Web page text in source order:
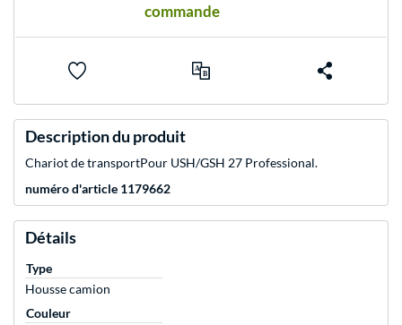
commande
Description du produit
Chariot de transportPour USH/GSH 27 Professional.
numéro d'article 1179662
Détails
Type
Housse camion
Couleur